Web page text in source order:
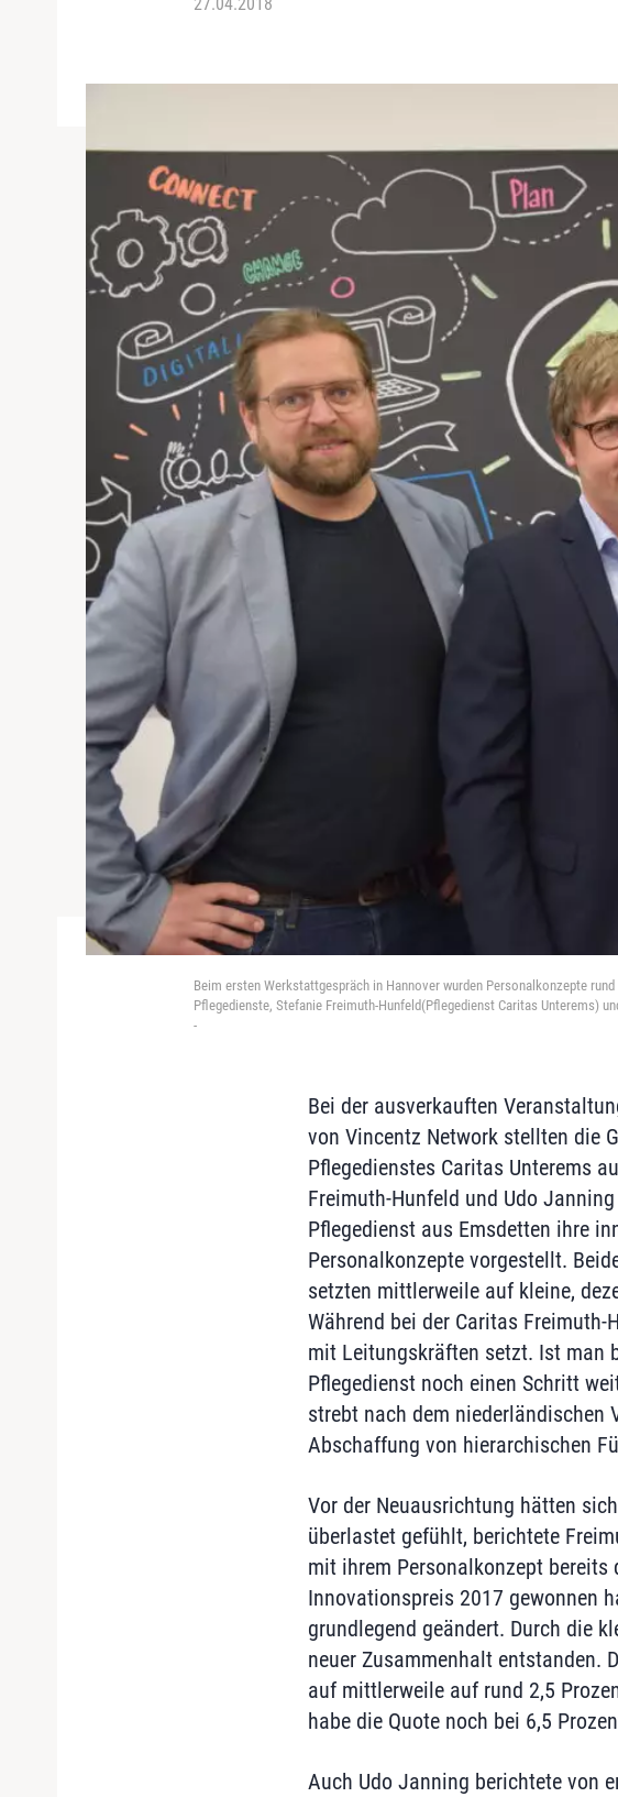
Beim ersten Werkstattgespräch in Hannover wurden Personalkonzepte
Pflegedienste, Stefanie Freimuth-Hunfeld(Pflegedienst Caritas Unterems)
-
Bei der ausverkauften
von Vincentz Network stellten die
Pflegedienstes Caritas Unterems
Freimuth-Hunfeld und Udo
Pflegedienst aus Emsdetten ihre
Personalkonzepte vorgestellt.
setzten mittlerweile auf kleine,
Während bei der Caritas Freimuth-
mit Leitungskräften setzt. Ist man
Pflegedienst noch einen Schritt
strebt nach dem niederländischen
Abschaffung von hierarchischen
Vor der Neuausrichtung hätten
überlastet gefühlt, berichtete
mit ihrem Personalkonzept bereits
Innovationspreis 2017 gewonnen
grundlegend geändert. Durch die
neuer Zusammenhalt entstanden.
auf mittlerweile auf rund 2,5
habe die Quote noch bei 6,5
Auch Udo Janning berichtete von